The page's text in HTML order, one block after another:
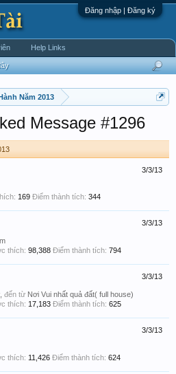
Đăng nhập | Đăng ký
Năm 2013
Message #1296
3/3/13
169 Điểm thành tích: 344
3/3/13
thích: 98,388 Điểm thành tích: 794
3/3/13
đến từ Nơi Vui nhất quả đất( full house)
thích: 17,183 Điểm thành tích: 625
3/3/13
thích: 11,426 Điểm thành tích: 624
Help Links